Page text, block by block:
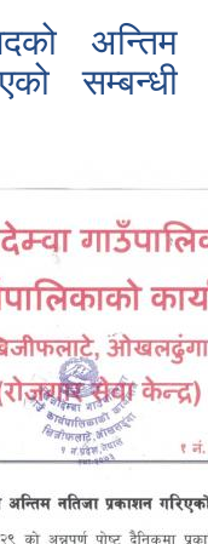
अन्तिम
सम्बन्धी